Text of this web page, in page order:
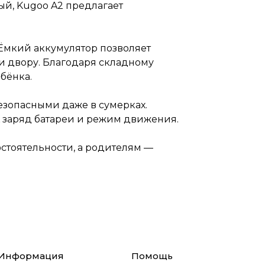
и
Kugoo A2 предлагает
аккумулятор позволяет
двору. Благодаря складному
даже в сумерках.
заряд батареи и режим движения.
а родителям —
Помощь